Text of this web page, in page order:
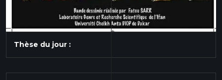
Thèse du jour :